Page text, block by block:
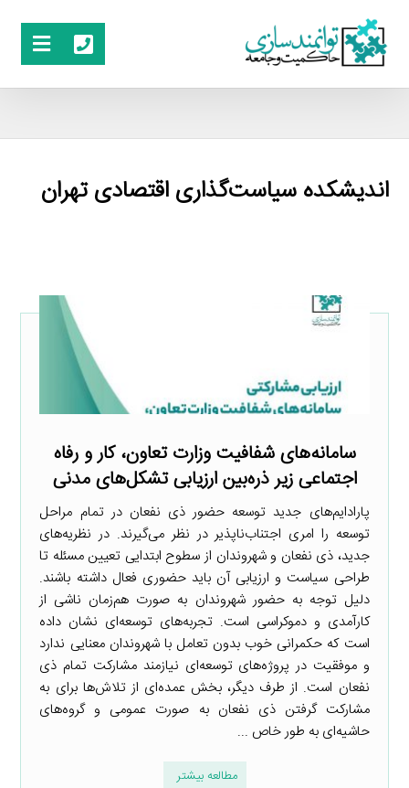
اندیشکده سیاست‌گذاری اقتصادی تهران
سامانه‌های شفافیت وزارت تعاون، کار و رفاه
اجتماعی زیر ذره‌بین ارزیابی تشکل‌های مدنی
پارادایم‌های جدید توسعه حضور ذی نفعان در تمام مراحل
توسعه را امری اجتناب‌ناپذیر در نظر می‌گیرند. در نظریه‌های
جدید، ذی نفعان و شهروندان از سطوح ابتدایی تعیین مسئله تا
طراحی سیاست و ارزیابی آن باید حضوری فعال داشته باشند.
دلیل توجه به حضور شهروندان به صورت هم‌زمان ناشی از
کارآمدی و دموکراسی است. تجربه‌های توسعه‌ای نشان داده
است که حکمرانی خوب بدون تعامل با شهروندان معنایی ندارد
و موفقیت در پروژه‌های توسعه‌ای نیازمند مشارکت تمام ذی
نفعان است. از طرف دیگر، بخش عمده‌ای از تلاش‌ها برای به
مشارکت گرفتن ذی نفعان به صورت عمومی و گروه‌های
حاشیه‌ای به طور خاص ...
مطالعه بیشتر